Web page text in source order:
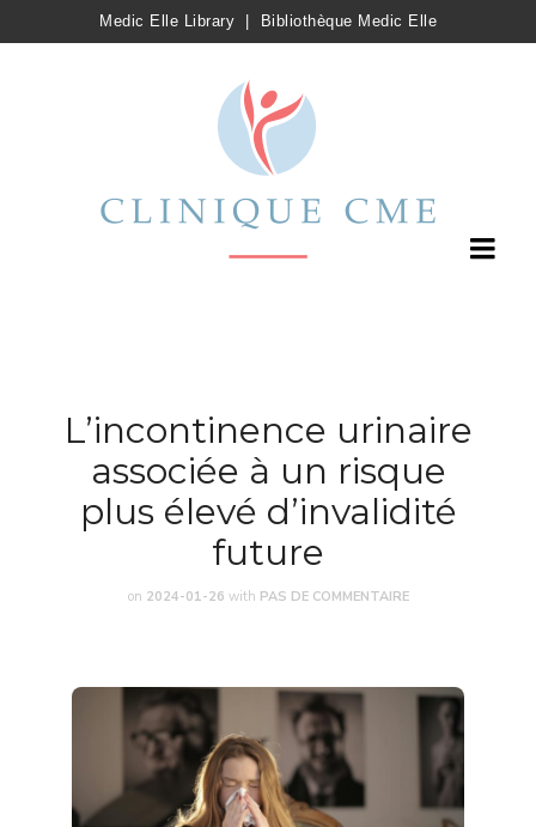
Medic Elle Library Bibliothèque Medic Elle
L’incontinence urinaire
associée à un risque
plus élevé d’invalidité
future
on 2024-01-26 with PAS DE COMMENTAIRE